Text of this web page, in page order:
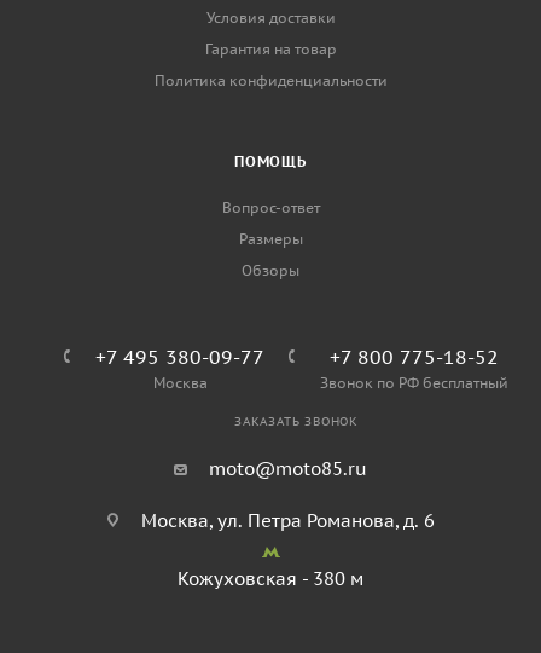
Условия доставки
Гарантия на товар
Политика конфиденциальности
ПОМОЩЬ
Вопрос-ответ
Размеры
Обзоры
+7 495 380-09-77
Москва
+7 800 775-18-52
Звонок по РФ бесплатный
ЗАКАЗАТЬ ЗВОНОК
moto@moto85.ru
Москва, ул. Петра Романова, д. 6
Кожуховская - 380 м